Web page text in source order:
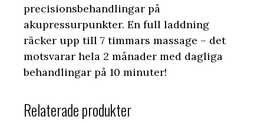
precisionsbehandlingar på
akupressurpunkter. En full laddning
räcker upp till 7 timmars massage – det
motsvarar hela 2 månader med dagliga
behandlingar på 10 minuter!
Relaterade produkter